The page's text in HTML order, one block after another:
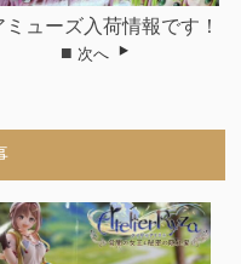
ミューズ入荷情報です！
■ 次へ